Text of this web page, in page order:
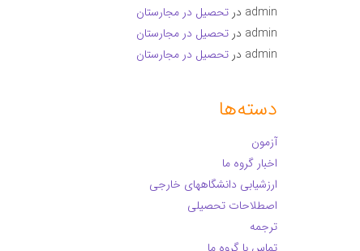
admin در تحصیل در مجارستان
admin در تحصیل در مجارستان
admin در تحصیل در مجارستان
دسته‌ها
آزمون
اخبار گروه ما
ارزشیابی دانشگاههای خارجی
اصطلاحات تحصیلی
ترجمه